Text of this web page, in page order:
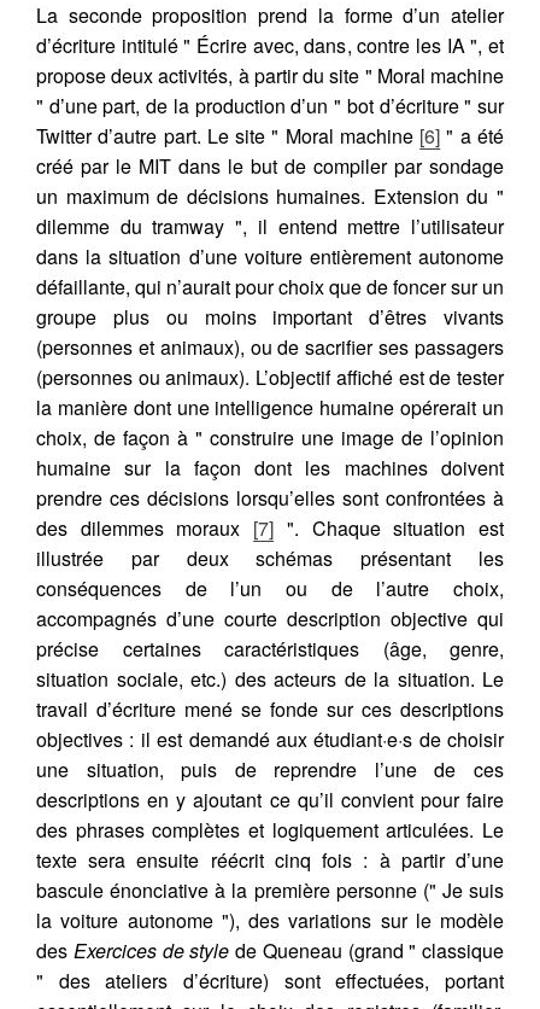
La seconde proposition prend la forme d’un atelier
d’écriture intitulé " Écrire avec, dans, contre les IA ", et
propose deux activités, à partir du site " Moral machine
" d’une part, de la production d’un " bot d’écriture " sur
Twitter d’autre part. Le site " Moral machine [6] " a été
créé par le MIT dans le but de compiler par sondage
un maximum de décisions humaines. Extension du "
dilemme du tramway ", il entend mettre l’utilisateur
dans la situation d’une voiture entièrement autonome
défaillante, qui n’aurait pour choix que de foncer sur un
groupe plus ou moins important d’êtres vivants
(personnes et animaux), ou de sacrifier ses passagers
(personnes ou animaux). L’objectif affiché est de tester
la manière dont une intelligence humaine opérerait un
choix, de façon à " construire une image de l’opinion
humaine sur la façon dont les machines doivent
prendre ces décisions lorsqu’elles sont confrontées à
des dilemmes moraux [7] ". Chaque situation est
illustrée par deux schémas présentant les
conséquences de l’un ou de l’autre choix,
accompagnés d’une courte description objective qui
précise certaines caractéristiques (âge, genre,
situation sociale, etc.) des acteurs de la situation. Le
travail d’écriture mené se fonde sur ces descriptions
objectives : il est demandé aux étudiant·e·s de choisir
une situation, puis de reprendre l’une de ces
descriptions en y ajoutant ce qu’il convient pour faire
des phrases complètes et logiquement articulées. Le
texte sera ensuite réécrit cinq fois : à partir d’une
bascule énonciative à la première personne (" Je suis
la voiture autonome "), des variations sur le modèle
des Exercices de style de Queneau (grand " classique
" des ateliers d’écriture) sont effectuées, portant